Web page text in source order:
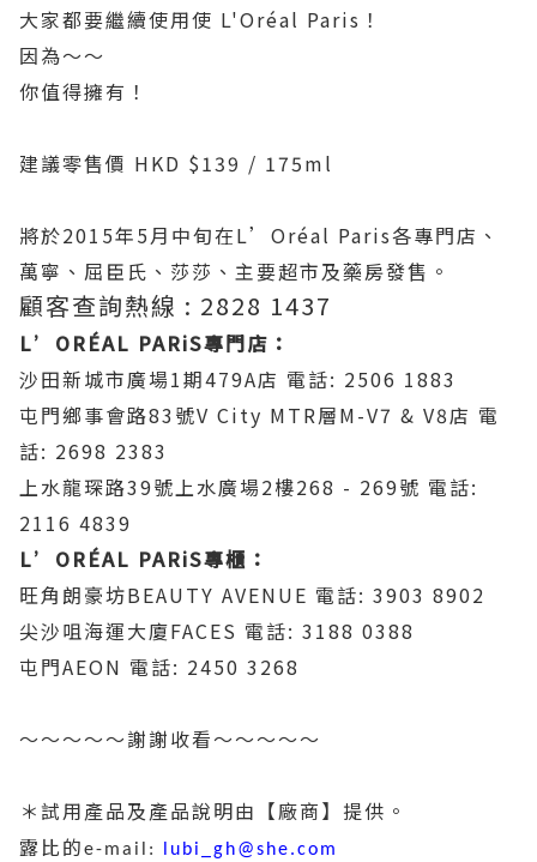
大家都要繼續使用使 L'Oréal Paris！
因為～～
你值得擁有！
建議零售價 HKD $139 / 175ml
將於2015年5月中旬在L’Oréal Paris各專門店、
萬寧、屈臣氏、莎莎、主要超市及藥房發售。
顧客查詢熱線 : 2828 1437
L’ORÉAL PARiS專門店：
沙田新城市廣場1期479A店 電話: 2506 1883
屯門鄉事會路83號V City MTR層M-V7 & V8店 電
話: 2698 2383
上水龍琛路39號上水廣場2樓268 - 269號 電話:
2116 4839
L’ORÉAL PARiS專櫃：
旺角朗豪坊BEAUTY AVENUE 電話: 3903 8902
尖沙咀海運大廈FACES 電話: 3188 0388
屯門AEON 電話: 2450 3268
～～～～～謝謝收看～～～～～
＊試用產品及產品說明由【廠商】提供。
露比的e-mail: lubi_gh@she.com